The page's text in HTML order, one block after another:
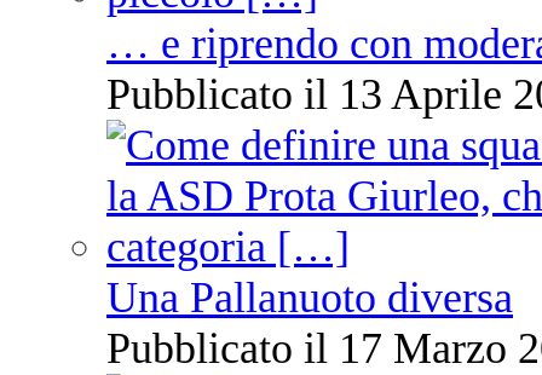
… e riprendo con
Pubblicato il 13 Aprile
Una Pallanuoto diversa
Pubblicato il 17 Marzo